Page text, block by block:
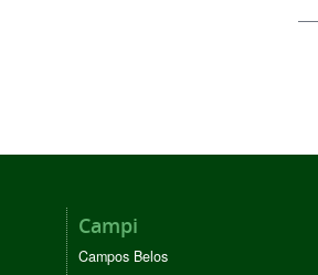
Campi
Campos Belos